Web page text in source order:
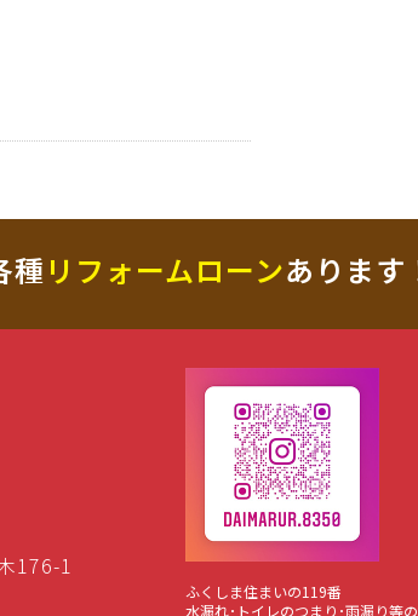
種リフォームローンあります
176-1
ふくしま住まいの119番
水漏れ･トイレのつまり･雨漏り等